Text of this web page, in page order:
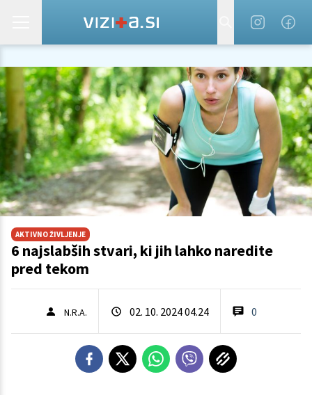
AKTIVNO ŽIVLJENJE
6 najslabših stvari, ki jih lahko naredite
pred tekom
N.R.A. 02. 10. 2024 04.24 0